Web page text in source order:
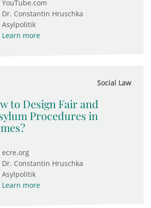
YouTube.com
Dr. Constantin Hruschka
Asylpolitik
Learn more
Social Law
to Design Fair and
Procedures in
ecre.org
Dr. Constantin Hruschka
Asylpolitik
Learn more